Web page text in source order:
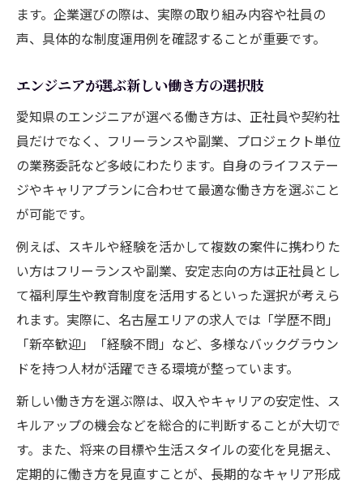
ます。企業選びの際は、実際の取り組み内容や社員の
声、具体的な制度運用例を確認することが重要です。
エンジニアが選ぶ新しい働き方の選択肢
愛知県のエンジニアが選べる働き方は、正社員や契約社
員だけでなく、フリーランスや副業、プロジェクト単位
の業務委託など多岐にわたります。自身のライフステー
ジやキャリアプランに合わせて最適な働き方を選ぶこと
が可能です。
例えば、スキルや経験を活かして複数の案件に携わりた
い方はフリーランスや副業、安定志向の方は正社員とし
て福利厚生や教育制度を活用するといった選択が考えら
れます。実際に、名古屋エリアの求人では「学歴不問」
「新卒歓迎」「経験不問」など、多様なバックグラウン
ドを持つ人材が活躍できる環境が整っています。
新しい働き方を選ぶ際は、収入やキャリアの安定性、ス
キルアップの機会などを総合的に判断することが大切で
す。また、将来の目標や生活スタイルの変化を見据え、
定期的に働き方を見直すことが、長期的なキャリア形成